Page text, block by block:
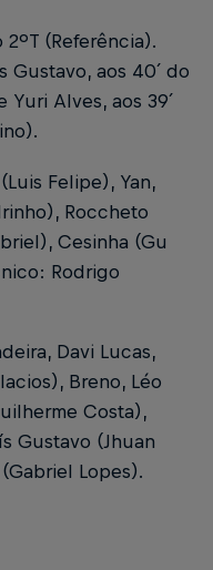
2ºT (Referência).
Gustavo, aos 40´ do
Yuri Alves, aos 39´
Felipe), Yan,
Roccheto
Cesinha (Gu
Rodrigo
Davi Lucas,
Breno, Léo
Costa),
Gustavo (Jhuan
Lopes).